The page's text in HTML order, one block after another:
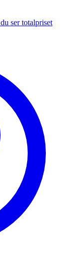
ser totalpriset